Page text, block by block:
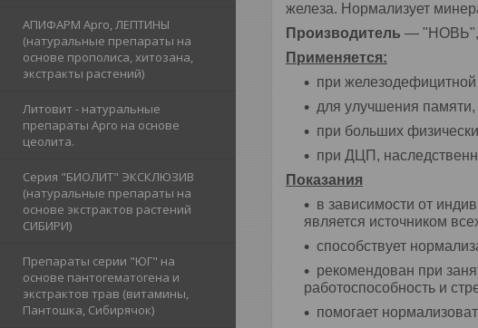
АПИФАРМ Арго, ЛЕПТИНЫ
(натуральные препараты на
основе прополиса, хитозана,
экстракты растений)
Литовит - натуральные
препараты Арго на основе
цеолита.
Серия "БИОЛИТ" ЭКСКЛЮЗИВ
(натуральные препараты на
основе экстрактов растений
СИБИРИ)
Препараты серии "ЮГ" на
основе пантогематогена и
экстрактов трав (витамины,
Пантошка, Сибирячок)
железа. Нормализует
Производитель ―
Применяется:
при
для улучшения памяти,
при больших
при ДЦП,
Показания
в зависимости от
является источником
способствует
рекомендован при
работоспособность и
помогает